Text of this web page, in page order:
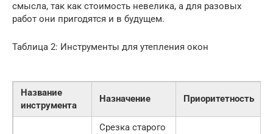
смысла, так как стоимость невелика, а для разовых
работ они пригодятся и в будущем.
Таблица 2: Инструменты для утепления окон
Название
инструмента
Назначение Приоритетность
Срезка старого